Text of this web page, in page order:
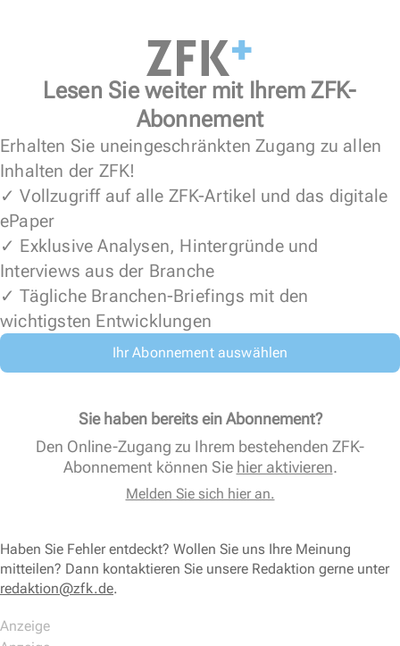
Lesen Sie weiter mit Ihrem ZFK-
Abonnement
Erhalten Sie uneingeschränkten Zugang zu allen
Inhalten der ZFK!
✓ Vollzugriff auf alle ZFK-Artikel und das digitale
ePaper
✓ Exklusive Analysen, Hintergründe und
Interviews aus der Branche
✓ Tägliche Branchen-Briefings mit den
wichtigsten Entwicklungen
Ihr Abonnement auswählen
Sie haben bereits ein Abonnement?
Den Online-Zugang zu Ihrem bestehenden ZFK-
Abonnement können Sie hier aktivieren.
Melden Sie sich hier an.
Haben Sie Fehler entdeckt? Wollen Sie uns Ihre Meinung
mitteilen? Dann kontaktieren Sie unsere Redaktion gerne unter
redaktion@zfk.de.